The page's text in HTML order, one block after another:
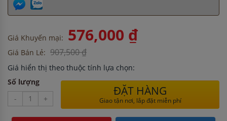
Giá Khuyến mại: 576,000 ₫
Giá Bán Lẻ: 907,500 ₫
Giá hiển thị theo thuộc tính lựa chọn:
Số lượng
-
+
ĐẶT HÀNG
Giao tận nơi, lắp đặt miễn phí